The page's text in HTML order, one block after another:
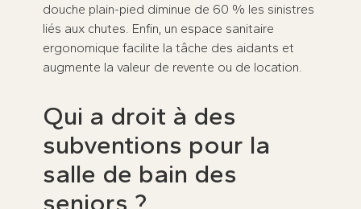
douche plain-pied diminue de 60 % les sinistres
liés aux chutes. Enfin, un espace sanitaire
ergonomique facilite la tâche des aidants et
augmente la valeur de revente ou de location.
Qui a droit à des
subventions pour la
salle de bain des
seniors ?